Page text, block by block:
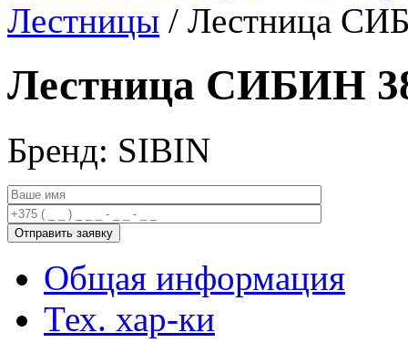
Лестницы / Лестница
Лестница СИБИН
Бренд: SIBIN
Общая информация
Тех. хар-ки